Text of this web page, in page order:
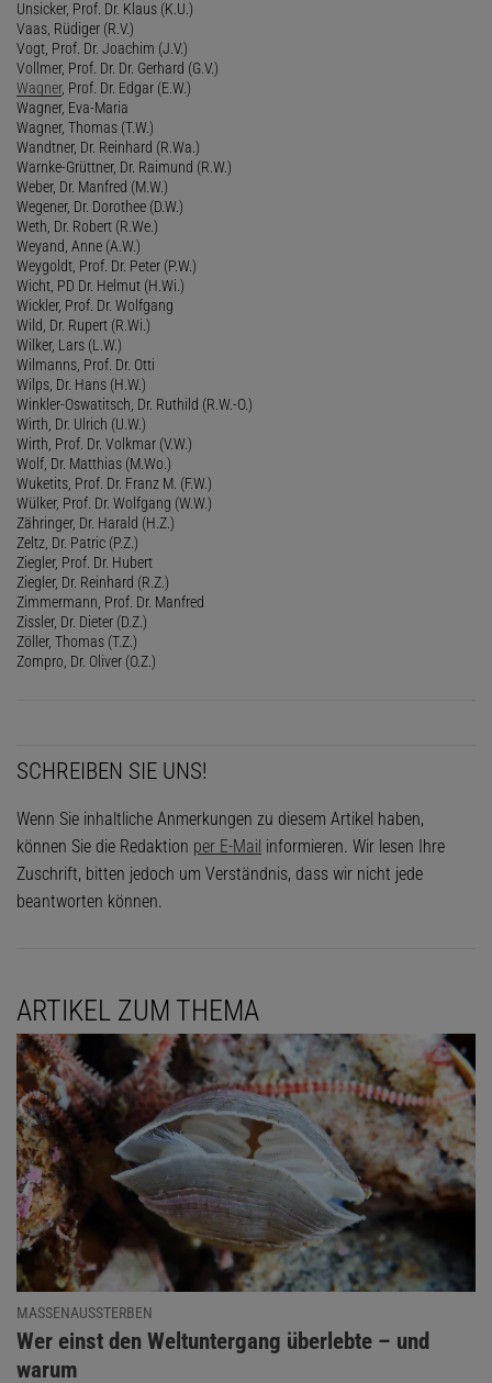
Unsicker, Prof. Dr. Klaus (K.U.)
Vaas, Rüdiger (R.V.)
Vogt, Prof. Dr. Joachim (J.V.)
Vollmer, Prof. Dr. Dr. Gerhard (G.V.)
Wagner, Prof. Dr. Edgar (E.W.)
Wagner, Eva-Maria
Wagner, Thomas (T.W.)
Wandtner, Dr. Reinhard (R.Wa.)
Warnke-Grüttner, Dr. Raimund (R.W.)
Weber, Dr. Manfred (M.W.)
Wegener, Dr. Dorothee (D.W.)
Weth, Dr. Robert (R.We.)
Weyand, Anne (A.W.)
Weygoldt, Prof. Dr. Peter (P.W.)
Wicht, PD Dr. Helmut (H.Wi.)
Wickler, Prof. Dr. Wolfgang
Wild, Dr. Rupert (R.Wi.)
Wilker, Lars (L.W.)
Wilmanns, Prof. Dr. Otti
Wilps, Dr. Hans (H.W.)
Winkler-Oswatitsch, Dr. Ruthild (R.W.-O.)
Wirth, Dr. Ulrich (U.W.)
Wirth, Prof. Dr. Volkmar (V.W.)
Wolf, Dr. Matthias (M.Wo.)
Wuketits, Prof. Dr. Franz M. (F.W.)
Wülker, Prof. Dr. Wolfgang (W.W.)
Zähringer, Dr. Harald (H.Z.)
Zeltz, Dr. Patric (P.Z.)
Ziegler, Prof. Dr. Hubert
Ziegler, Dr. Reinhard (R.Z.)
Zimmermann, Prof. Dr. Manfred
Zissler, Dr. Dieter (D.Z.)
Zöller, Thomas (T.Z.)
Zompro, Dr. Oliver (O.Z.)
SCHREIBEN SIE UNS!
Wenn Sie inhaltliche Anmerkungen zu diesem Artikel haben,
können Sie die Redaktion per E-Mail informieren. Wir lesen Ihre
Zuschrift, bitten jedoch um Verständnis, dass wir nicht jede
beantworten können.
ARTIKEL ZUM THEMA
MASSENAUSSTERBEN
:
Wer einst den Weltuntergang überlebte – und
warum